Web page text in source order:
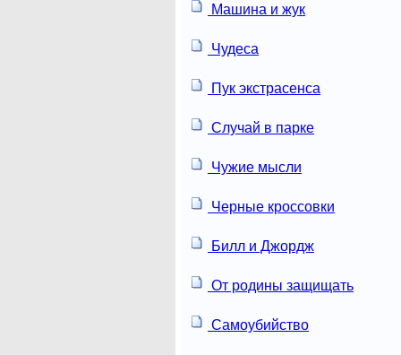
Машина и жук
Чудеса
Пук экстрасенса
Случай в парке
Чужие мысли
Черные кроссовки
Билл и Джордж
От родины защищать
Самоубийство